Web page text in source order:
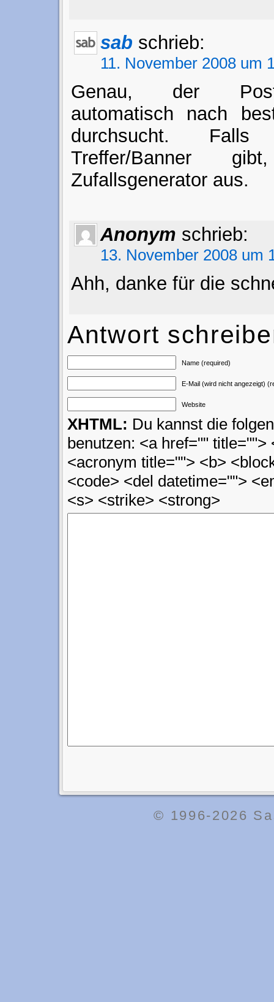
sab schrieb:
11. November 2008 um
Genau, der
automatisch nach
durchsucht.
Treffer/Banner
Zufallsgenerator aus.
Anonym schrieb:
13. November 2008 um
Ahh, danke für die
Antwort
Name (required)
E-Mail (wird nicht angezeigt)
Website
XHTML: Du kannst die
benutzen: <a href="" title="">
<acronym title=""> <b>
<code> <del datetime="">
<s> <strike> <strong>
© 1996-2026